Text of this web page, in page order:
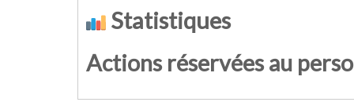
Statistiques
Actions réservées au